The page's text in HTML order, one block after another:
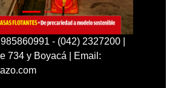
- (042) 2327200 |
734 y Boyacá | Email: